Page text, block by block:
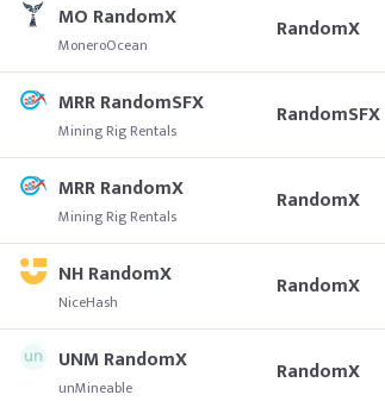
MO RandomX
MoneroOcean RandomX
MRR RandomSFX
Mining Rig Rentals RandomSFX
MRR RandomX
Mining Rig Rentals RandomX
NH RandomX
NiceHash RandomX
UNM RandomX
unMineable RandomX